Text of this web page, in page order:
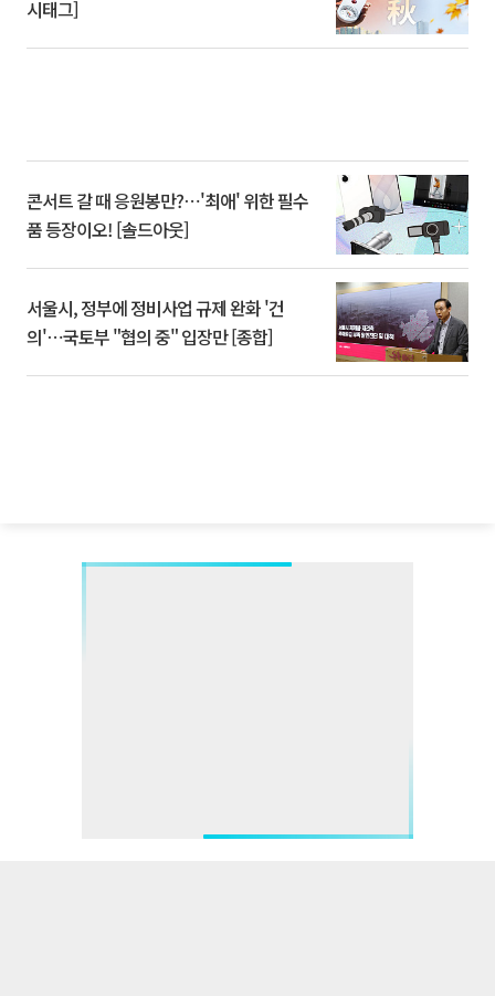
시태그]
콘서트 갈 때 응원봉만?⋯'최애' 위한 필수
품 등장이오! [솔드아웃]
서울시, 정부에 정비사업 규제 완화 '건
의'⋯국토부 "협의 중" 입장만 [종합]